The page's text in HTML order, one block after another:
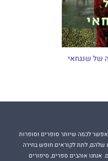
של שנגחאי
לכמה שיותר סופרים וסופרות
שלהם, לתת לקוראים חופש בחירה
אוהבים ספרים, סיפורים